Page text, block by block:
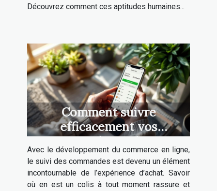
Découvrez comment ces aptitudes humaines...
Comment suivre
efficacement vos
commandes en ligne ?
Avec le développement du commerce en ligne,
le suivi des commandes est devenu un élément
incontournable de l’expérience d’achat. Savoir
où en est un colis à tout moment rassure et